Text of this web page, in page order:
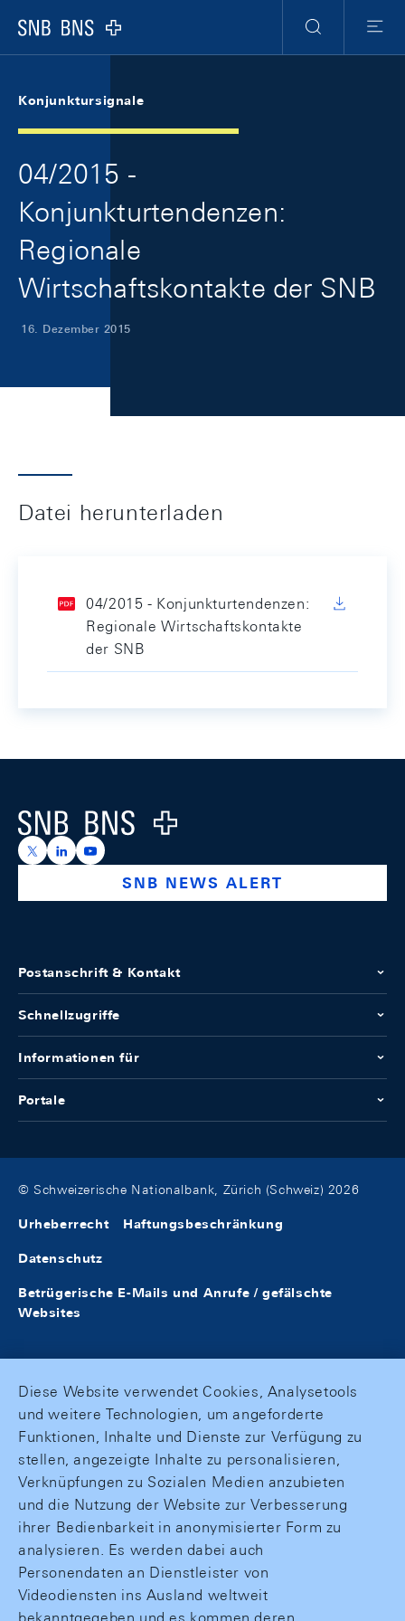
Logo
Suche
Menu
Konjunktursignale
04/2015 -
Konjunkturtendenzen:
Regionale
Wirtschaftskontakte der SNB
16. Dezember 2015
Datei herunterladen
04/2015 - Konjunkturtendenzen:
Regionale Wirtschaftskontakte
der SNB
Logo
https://x.com/snb_bns
https://ch.linkedin.com/company/swiss-national-
https://www.youtube.com/@swissnationalbank
SNB NEWS ALERT
Postanschrift & Kontakt
Schnellzugriffe
Informationen für
Portale
© Schweizerische Nationalbank, Zürich (Schweiz) 2026
Urheberrecht Haftungsbeschränkung
Datenschutz
Betrügerische E-Mails und Anrufe / gefälschte
Websites
Diese Website verwendet Cookies, Analysetools
und weitere Technologien, um angeforderte
Funktionen, Inhalte und Dienste zur Verfügung zu
stellen, angezeigte Inhalte zu personalisieren,
Verknüpfungen zu Sozialen Medien anzubieten
und die Nutzung der Website zur Verbesserung
ihrer Bedienbarkeit in anonymisierter Form zu
analysieren. Es werden dabei auch
Personendaten an Dienstleister von
Videodiensten ins Ausland weltweit